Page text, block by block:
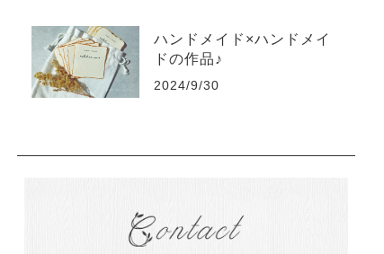
ハンドメイド×ハンドメイ
ドの作品♪
2024/9/30